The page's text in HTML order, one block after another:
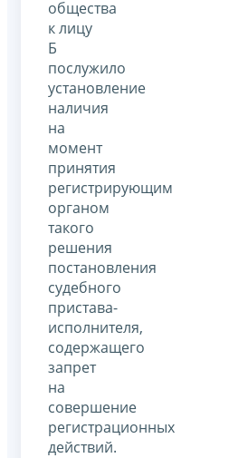
общества
к лицу
Б
послужило
установление
наличия
на
момент
принятия
регистрирующим
органом
такого
решения
постановления
судебного
пристава-
исполнителя,
содержащего
запрет
на
совершение
регистрационных
действий.